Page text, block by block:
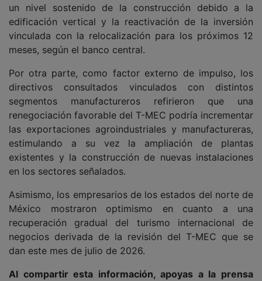
un nivel sostenido de la construcción debido a la
edificación vertical y la reactivación de la inversión
vinculada con la relocalización para los próximos 12
meses, según el banco central.
Por otra parte, como factor externo de impulso, los
directivos consultados vinculados con distintos
segmentos manufactureros refirieron que una
renegociación favorable del T-MEC podría incrementar
las exportaciones agroindustriales y manufactureras,
estimulando a su vez la ampliación de plantas
existentes y la construcción de nuevas instalaciones
en los sectores señalados.
Asimismo, los empresarios de los estados del norte de
México mostraron optimismo en cuanto a una
recuperación gradual del turismo internacional de
negocios derivada de la revisión del T-MEC que se
dan este mes de julio de 2026.
Al compartir esta información, apoyas a la prensa